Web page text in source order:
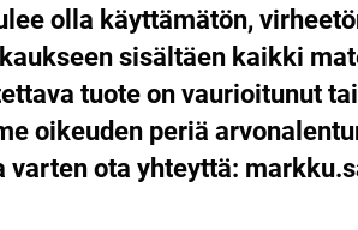
olla käyttämätön,
sisältäen kaikki
tuote on vaurioitunut
oikeuden periä
varten ota yhteyttä: